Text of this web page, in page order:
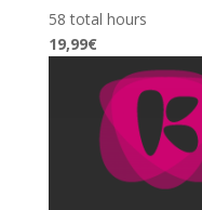
58 total hours
19,99€